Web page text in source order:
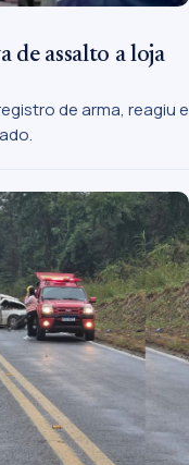
de assalto a loja
de arma, reagiu e